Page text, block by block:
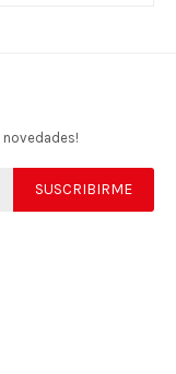
novedades!
SUSCRIBIRME